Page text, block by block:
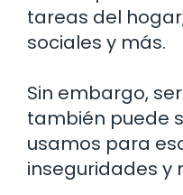
tareas del
sociales y más.
Sin embargo,
también puede
usamos para
inseguridades y